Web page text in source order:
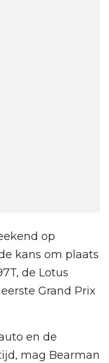
op
kans om plaats
de Lotus
Grand Prix
en de
mag Bearman